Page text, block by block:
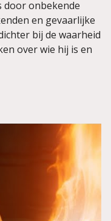
door onbekende
en gevaarlijke
bij de waarheid
over wie hij is en